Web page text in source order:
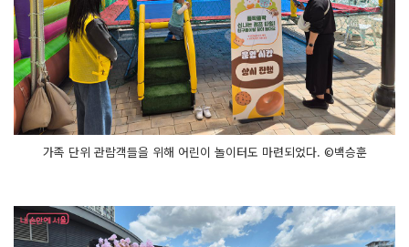
가족 단위 관람객들을 위해 어린이 놀이터도 마련되었다. ©백승훈